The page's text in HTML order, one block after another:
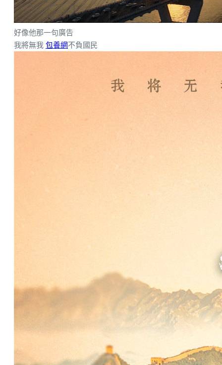
好像他那一句廣告
我將無我 包養網不負國民